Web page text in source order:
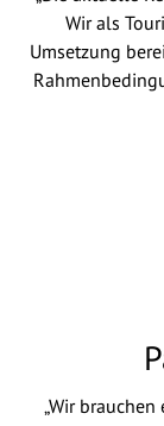
Wir als
Umsetzung
„Wir